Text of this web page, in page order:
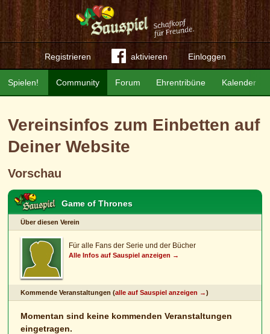
Registrieren aktivieren Einloggen
Community Forum Ehrentribüne Kalender
Spielen!
Vereinsinfos zum Einbetten auf
Deiner Website
Vorschau
Game of Thrones
Über diesen Verein
Für alle Fans der Serie und der Bücher
Alle Infos auf Sauspiel anzeigen →
Kommende Veranstaltungen (alle auf Sauspiel anzeigen →)
Momentan sind keine kommenden Veranstaltungen
eingetragen.